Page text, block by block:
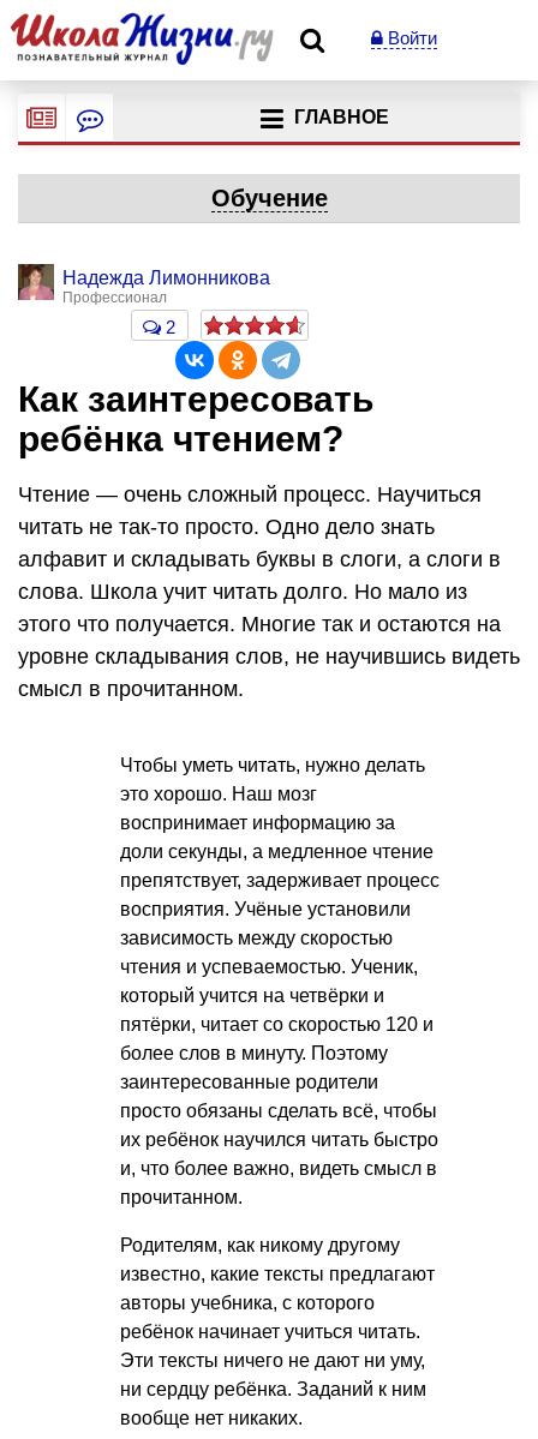
Войти
ГЛАВНОЕ
Обучение
Надежда Лимонникова
Профессионал
2
Как заинтересовать
ребёнка чтением?
Чтение — очень сложный процесс. Научиться
читать не так-то просто. Одно дело знать
алфавит и складывать буквы в слоги, а слоги в
слова. Школа учит читать долго. Но мало из
этого что получается. Многие так и остаются на
уровне складывания слов, не научившись видеть
смысл в прочитанном.
Чтобы уметь читать, нужно делать
это хорошо. Наш мозг
воспринимает информацию за
доли секунды, а медленное чтение
препятствует, задерживает процесс
восприятия. Учёные установили
зависимость между скоростью
чтения и успеваемостью. Ученик,
который учится на четвёрки и
пятёрки, читает со скоростью 120 и
более слов в минуту. Поэтому
заинтересованные родители
просто обязаны сделать всё, чтобы
их ребёнок научился читать быстро
и, что более важно, видеть смысл в
прочитанном.
Родителям, как никому другому
известно, какие тексты предлагают
авторы учебника, с которого
ребёнок начинает учиться читать.
Эти тексты ничего не дают ни уму,
ни сердцу ребёнка. Заданий к ним
вообще нет никаких.